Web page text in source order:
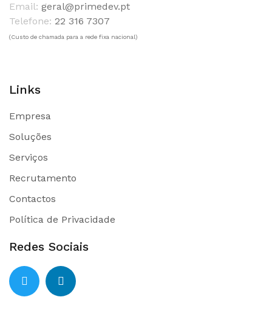
Email: geral@primedev.pt
Telefone: 22 316 7307
(Custo de chamada para a rede fixa nacional)
Links
Empresa
Soluções
Serviços
Recrutamento
Contactos
Política de Privacidade
Redes Sociais